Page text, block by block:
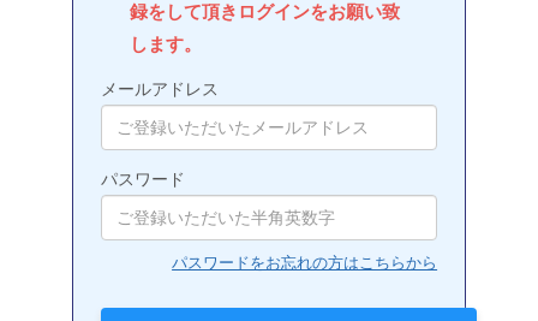
録をして頂きログインをお願い致
します。
メールアドレス
パスワード
パスワードをお忘れの方はこちらから